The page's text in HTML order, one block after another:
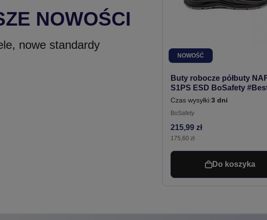
NOWOŚCI
nowe standardy
NOWOŚĆ
Buty robocze półbuty
S1PS ESD BoSafety
Czas wysyłki:3 dni
BoSafety
215,99 zł
175,60 zł
Do koszyka